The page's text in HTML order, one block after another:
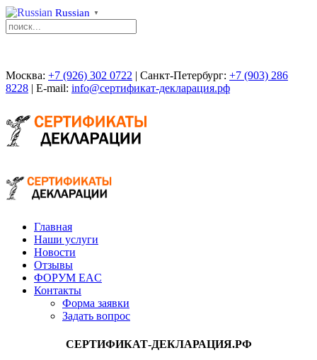
Russian ▼
Москва: +7 (926) 302 0722 | Санкт-Петербург: +7 (903) 286
8228 | E-mail: info@сертификат-декларация.рф
Главная
Наши услуги
Новости
Отзывы
ФОРУМ EAC
Контакты
Форма заявки
Задать вопрос
СЕРТИФИКАТ-ДЕКЛАРАЦИЯ.РФ